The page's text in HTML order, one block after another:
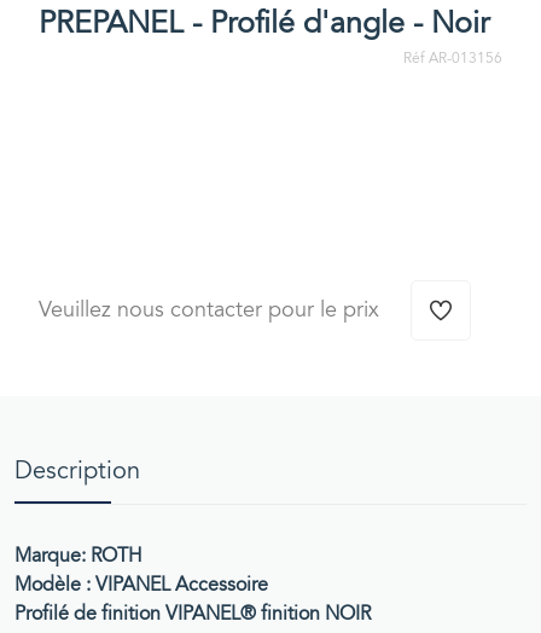
PREPANEL - Profilé d'angle - Noir
Réf AR-013156
Veuillez nous contacter pour le prix
Description
Marque: ROTH
Modèle : VIPANEL Accessoire
Profilé de finition VIPANEL® finition NOIR